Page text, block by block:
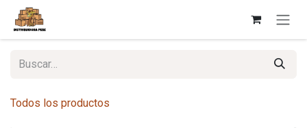
Ir al contenido
Todos los productos